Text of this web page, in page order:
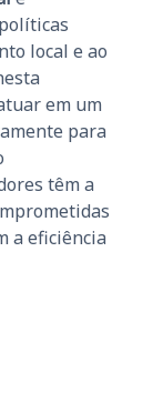
local e ao
em um
para
têm a
a eficiência